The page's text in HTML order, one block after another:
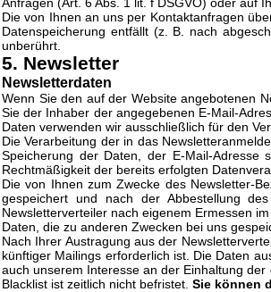
Die von Ihnen an uns per Kontaktanfragen
Datenspeicherung entfällt (z. B. nach
unberührt.
5. Newsletter
Newsletter­daten
Wenn Sie den auf der Website angebotenen
Sie der Inhaber der angegebenen E-Mail-
Daten verwenden wir ausschließlich für den
Die Verarbeitung der in das
Speicherung der Daten, der E-Mail-Adresse
Rechtmäßigkeit der bereits erfolgten
Die von Ihnen zum Zwecke des Newsletter-
gespeichert und nach der Abbestellung
Newsletterverteiler nach eigenem Ermessen
Daten, die zu anderen Zwecken bei uns
Nach Ihrer Austragung aus der
künftiger Mailings erforderlich ist. Die Daten
auch unserem Interesse an der Einhaltung
Blacklist ist zeitlich nicht befristet. Sie können